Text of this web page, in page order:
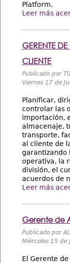
Platform.
Leer más
GERENTE
CLIENTE
Publicado por
Viernes 17 de
Planificar,
controlar las
importación,
almacenaje,
transporte,
al cliente de
garantizando
operativa, la
división, el
acuerdos de
Leer más
Gerente de
Publicado por
Miércoles 15 de
El Gerente